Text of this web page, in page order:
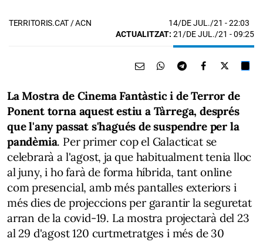
TERRITORIS.CAT / ACN 14/DE JUL./21 - 22:03
ACTUALITZAT: 21/DE JUL./21 - 09:25
La Mostra de Cinema Fantàstic i de Terror de
Ponent torna aquest estiu a Tàrrega, després
que l'any passat s'hagués de suspendre per la
pandèmia. Per primer cop el Galacticat se
celebrarà a l'agost, ja que habitualment tenia lloc
al juny, i ho farà de forma híbrida, tant online
com presencial, amb més pantalles exteriors i
més dies de projeccions per garantir la seguretat
arran de la covid-19. La mostra projectarà del 23
al 29 d'agost 120 curtmetratges i més de 30